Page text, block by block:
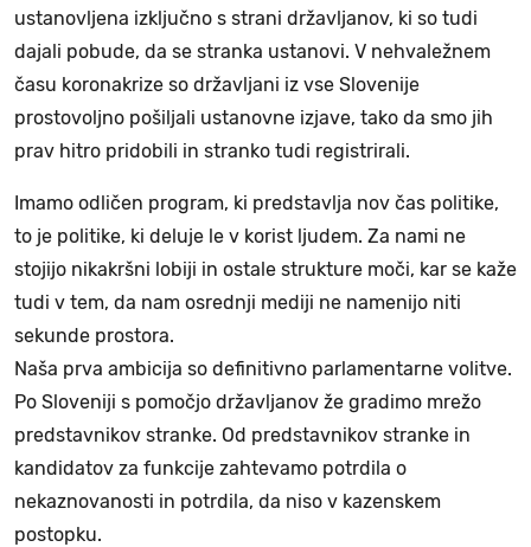
ustanovljena izključno s strani državljanov, ki so tudi
dajali pobude, da se stranka ustanovi. V nehvaležnem
času koronakrize so državljani iz vse Slovenije
prostovoljno pošiljali ustanovne izjave, tako da smo jih
prav hitro pridobili in stranko tudi registrirali.
Imamo odličen program, ki predstavlja nov čas politike,
to je politike, ki deluje le v korist ljudem. Za nami ne
stojijo nikakršni lobiji in ostale strukture moči, kar se kaže
tudi v tem, da nam osrednji mediji ne namenijo niti
sekunde prostora.
Naša prva ambicija so definitivno parlamentarne volitve.
Po Sloveniji s pomočjo državljanov že gradimo mrežo
predstavnikov stranke. Od predstavnikov stranke in
kandidatov za funkcije zahtevamo potrdila o
nekaznovanosti in potrdila, da niso v kazenskem
postopku.